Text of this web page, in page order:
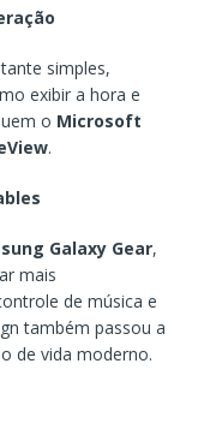
simples,
exibir a hora e
o Microsoft
.
Galaxy Gear,
mais
de música e
também passou a
de vida moderno.